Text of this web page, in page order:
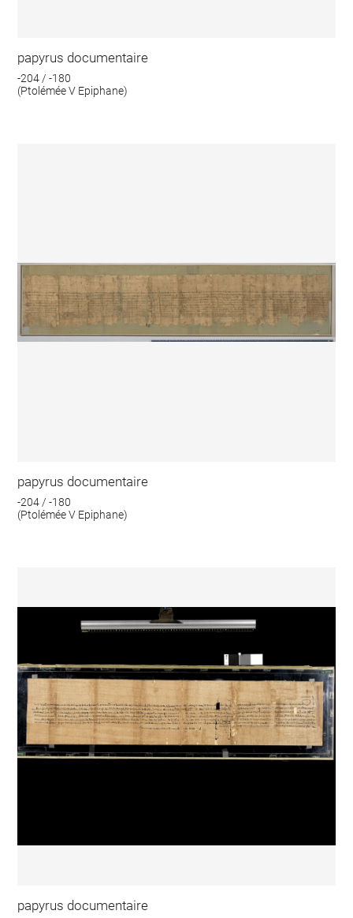
papyrus documentaire
-204 / -180
(Ptolémée V Epiphane)
papyrus documentaire
-204 / -180
(Ptolémée V Epiphane)
papyrus documentaire